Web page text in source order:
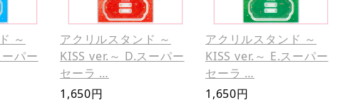
～
パー
アクリルスタンド ～
KISS ver.～ D.スーパー
セーラ …
1,650円
アクリルスタンド ～
KISS ver.～ E.スーパー
セーラ …
1,650円